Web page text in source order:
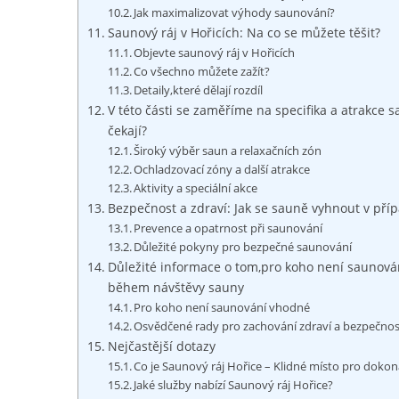
Jak ⁤maximalizovat výhody saunování?
Saunový ráj v Hořicích: Na co se⁣ můžete těšit?
Objevte saunový ráj v Hořicích
Co všechno můžete zažít?
Detaily,které ⁢dělají rozdíl
V⁣ této části se zaměříme na⁤ specifika​ a atrakce
čekají?
Široký⁢ výběr saun ⁢a relaxačních zón
Ochladzovací zóny a další atrakce
Aktivity a speciální akce
Bezpečnost a ​zdraví: Jak ⁢se⁣ sauně vyhnout v
Prevence a opatrnost‍ při⁢ saunování
Důležité pokyny⁣ pro bezpečné saunování
Důležité‍ informace⁣ o⁤ tom,pro koho ⁣není
během⁣ návštěvy ⁢sauny
Pro koho není saunování vhodné
Osvědčené rady ​pro zachování zdraví a
Nejčastější dotazy
Co je ⁤Saunový ráj Hořice – Klidné místo ⁢pro
Jaké služby nabízí Saunový ráj Hořice?